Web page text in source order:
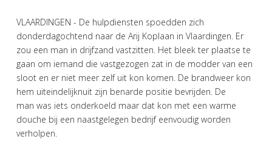
VLAARDINGEN - De hulpdiensten spoedden zich
donderdagochtend naar de Arij Koplaan in Vlaardingen. Er
zou een man in drijfzand vastzitten. Het bleek ter plaatse te
gaan om iemand die vastgezogen zat in de modder van een
sloot en er niet meer zelf uit kon komen. De brandweer kon
hem uiteindelijknuit zijn benarde positie bevrijden. De
man was iets onderkoeld maar dat kon met een warme
douche bij een naastgelegen bedrijf eenvoudig worden
verholpen.